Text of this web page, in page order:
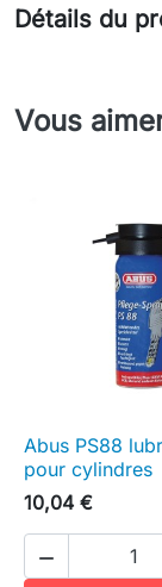
Détails du
Vous
Abus PS88
pour cylindres
10,04 €
